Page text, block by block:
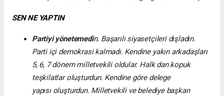
SEN NE YAPTIN
Partiyi yönetemedin. Başarılı siyasetçileri dışladın.
Parti içi demokrasi kalmadı. Kendine yakın arkadaşları
5, 6, 7 dönem milletvekili oldular. Halk dan kopuk
teşkilatlar oluşturdun. Kendine göre delege
yapısı oluşturdun. Milletvekili ve belediye başkan